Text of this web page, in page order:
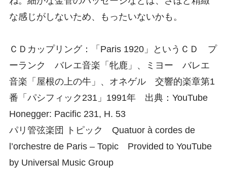
な感じがしないため、もったいないかも。
ＣＤカップリング：「Paris 1920」というＣＤ プ
ーランク バレエ音楽「牝鹿」、ミヨー バレエ
音楽「屋根の上の牛」、オネゲル 交響的楽章第1
番「パシフィック231」1991年 出典：YouTube
Honegger: Pacific 231, H. 53
パリ管弦楽団 トピック Quatuor à cordes de
l’orchestre de Paris – Topic Provided to YouTube
by Universal Music Group